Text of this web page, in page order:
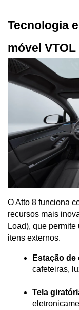
Tecnologia
móvel VTOL
O Atto 8 funciona
recursos mais
Load), que
itens externos.
Estação de
cafeteiras,
Tela